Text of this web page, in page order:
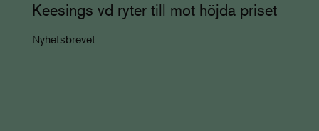
Keesings vd ryter till mot höjda priset
Nyhetsbrevet